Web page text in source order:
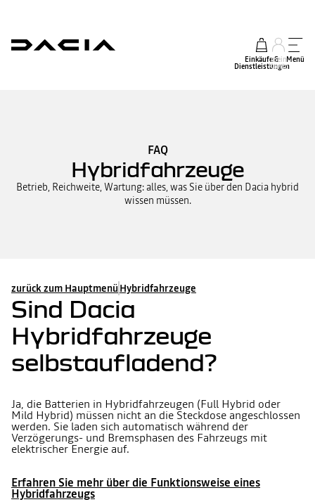
Einkäufe &
Dienstleistungen
mein
Konto
Menü
FAQ
Hybridfahrzeuge
Betrieb, Reichweite, Wartung: alles, was Sie über den Dacia hybrid
wissen müssen.
zurück zum Hauptmenü Hybridfahrzeuge
Sind Dacia
Hybridfahrzeuge
selbstaufladend?
Ja, die Batterien in Hybridfahrzeugen (Full Hybrid oder
Mild Hybrid) müssen nicht an die Steckdose angeschlossen
werden. Sie laden sich automatisch während der
Verzögerungs- und Bremsphasen des Fahrzeugs mit
elektrischer Energie auf.
Erfahren Sie mehr über die Funktionsweise eines
Hybridfahrzeugs